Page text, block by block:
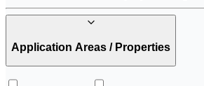
Application Areas / Properties